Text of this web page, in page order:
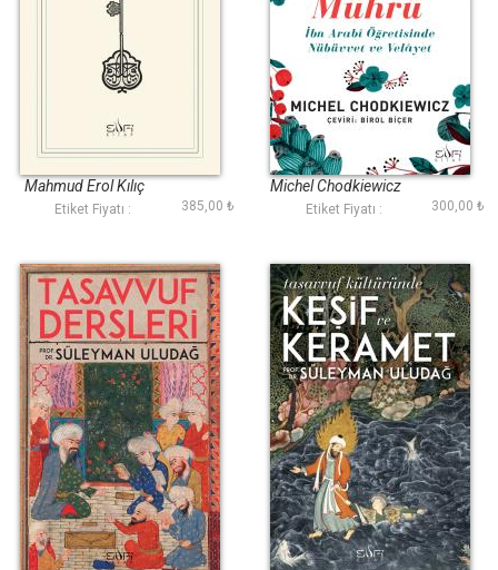
Tasavvufa Giriş
Mahmud Erol Kılıç
Etiket Fiyatı : 385,00 ₺
Velayet Mührü
Michel Chodkiewicz
Etiket Fiyatı : 300,00 ₺
Tasavvuf Dersleri Keşif ve Kerâmet